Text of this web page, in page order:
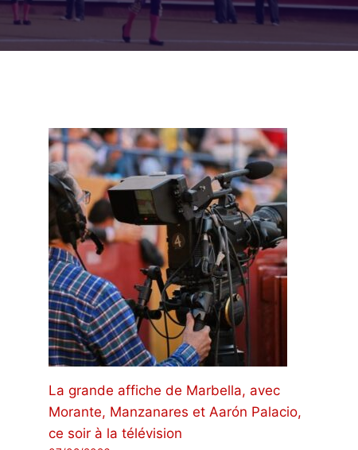
La grande affiche de Marbella, avec
Morante, Manzanares et Aarón Palacio,
ce soir à la télévision